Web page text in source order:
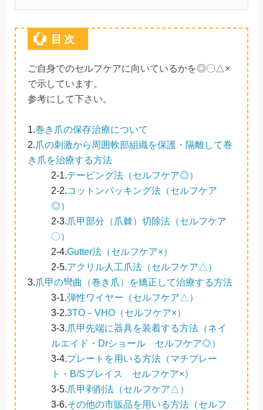
目次
ご自身でのセルフケアに向いているかを◎〇△×
で示しています。
参考にして下さい。
1.巻き爪の保存治療について
2.爪の刺激から周囲軟部組織を保護・隔離して巻
き爪を治療する方法
2-1.テーピング法（セルフケア◎）
2-2.コットンパッキング法（セルフケア
◎）
2-3.爪甲部分（爪棘）切除法（セルフケア
〇）
2-4.Gutter法（セルフケア×）
2-5.アクリル人工爪法（セルフケア△）
3.爪甲の彎曲（巻き爪）を矯正して治療する方法
3-1.弾性ワイヤー（セルフケア△）
3-2.3TO－VHO（セルフケア×）
3-3.爪甲先端に器具を装着する方法 （ネイ
ルエイド・Drショール セルフケア◎）
3-4.プレートを用いる方法（マチプレー
ト・B/Sブレイス セルフケア×）
3-5.爪甲剥削法（セルフケア△）
3-6.その他の市販品を用いる方法（セルフ